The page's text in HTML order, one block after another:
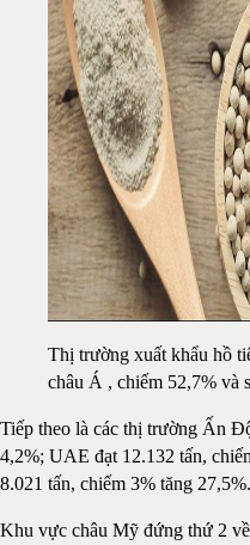
Thị trường xuất khẩu hồ
châu Á , chiếm 52,7% và
Tiếp theo là các thị trường Ấn
4,2%; UAE đạt 12.132 tấn,
8.021 tấn, chiếm 3% tăng 27,5%.
Khu vực châu Mỹ đứng thứ 2